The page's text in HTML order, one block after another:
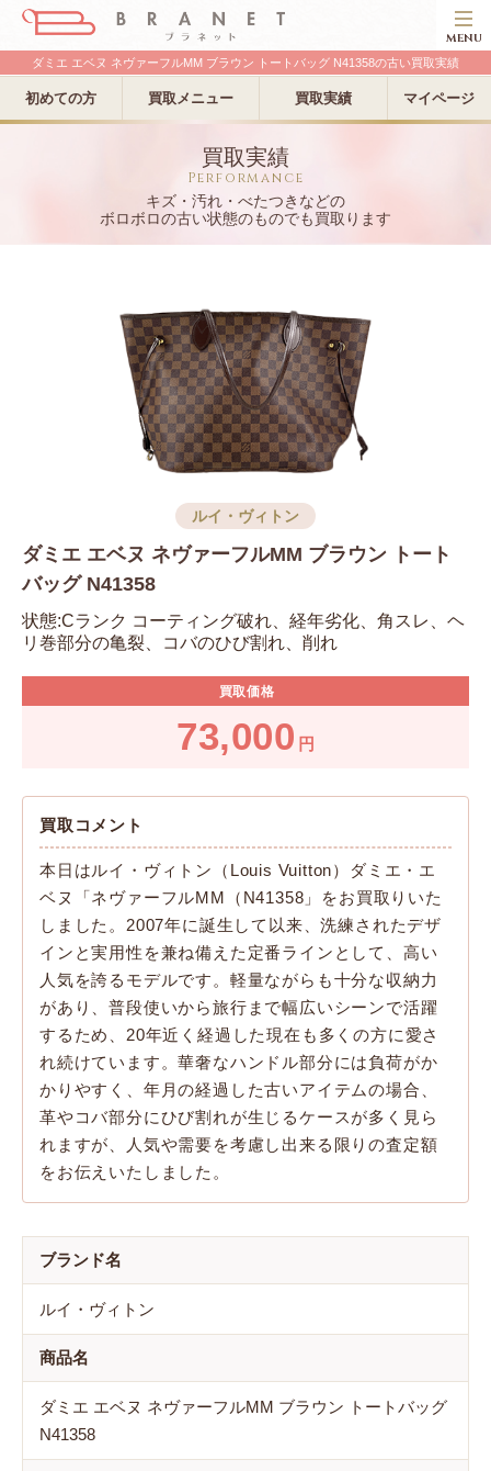
MENU
初めての方 買取メニュー 買取実績 マイページ
ダミエ エベヌ ネヴァーフルMM ブラウン トートバッグ N41358の古い買取実績
買取実績
Performance
キズ・汚れ・べたつきなどの
ボロボロの古い状態のものでも買取ります
ルイ・ヴィトン
ダミエ エベヌ ネヴァーフルMM ブラウン トート
バッグ N41358
状態:Cランク コーティング破れ、経年劣化、角スレ、ヘ
リ巻部分の亀裂、コバのひび割れ、削れ
買取価格
73,000 円
買取コメント
本日はルイ・ヴィトン（Louis Vuitton）ダミエ・エ
ベヌ「ネヴァーフルMM（N41358」をお買取りいた
しました。2007年に誕生して以来、洗練されたデザ
インと実用性を兼ね備えた定番ラインとして、高い
人気を誇るモデルです。軽量ながらも十分な収納力
があり、普段使いから旅行まで幅広いシーンで活躍
するため、20年近く経過した現在も多くの方に愛さ
れ続けています。華奢なハンドル部分には負荷がか
かりやすく、年月の経過した古いアイテムの場合、
革やコバ部分にひび割れが生じるケースが多く見ら
れますが、人気や需要を考慮し出来る限りの査定額
をお伝えいたしました。
ブランド名
ルイ・ヴィトン
商品名
ダミエ エベヌ ネヴァーフルMM ブラウン トートバッグ
N41358